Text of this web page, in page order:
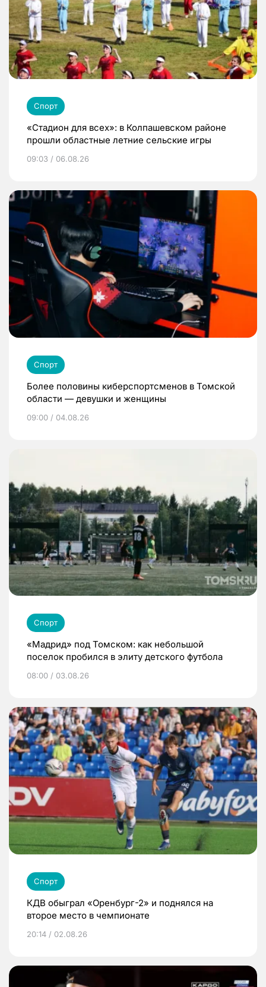
Спорт
«Стадион для всех»: в Колпашевском районе
прошли областные летние сельские игры
09:03 / 06.08.26
Спорт
Более половины киберспортсменов в Томской
области — девушки и женщины
09:00 / 04.08.26
Спорт
«Мадрид» под Томском: как небольшой
поселок пробился в элиту детского футбола
08:00 / 03.08.26
Спорт
КДВ обыграл «Оренбург-2» и поднялся на
второе место в чемпионате
20:14 / 02.08.26